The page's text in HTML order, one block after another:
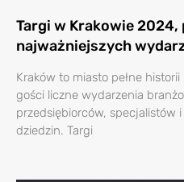
Targi w Krakowie
najważniejszych
Kraków to miasto pełne
gości liczne wydarzenia
przedsiębiorców, specjalistów
dziedzin. Targi